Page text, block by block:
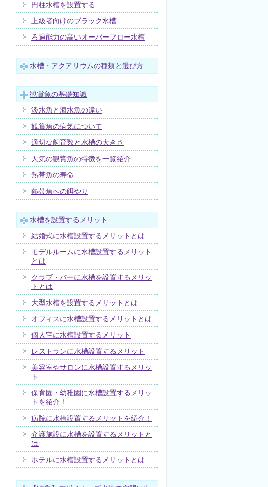
円柱水槽を設置する
上級者向けのブラック水槽
ろ過能力の高いオーバーフロー水槽
水槽・アクアリウムの種類と選び方
観賞魚の基礎知識
淡水魚と海水魚の違い
観賞魚の病気について
適切な飼育数と水槽の大きさ
人気の観賞魚の特徴を一覧紹介
熱帯魚の寿命
熱帯魚への餌やり
水槽を設置するメリット
結婚式に水槽設置するメリットとは
モデルルームに水槽設置するメリット
とは
クラブ・バーに水槽を設置するメリッ
トとは
大型水槽を設置するメリットとは
オフィスに水槽設置するメリットとは
個人宅に水槽設置するメリット
レストランに水槽設置するメリット
美容室やサロンに水槽設置するメリッ
ト
保育園・幼稚園に水槽設置するメリッ
トを紹介！
病院に水槽設置するメリットを紹介！
介護施設に水槽を設置するメリットと
は
ホテルに水槽設置するメリットとは